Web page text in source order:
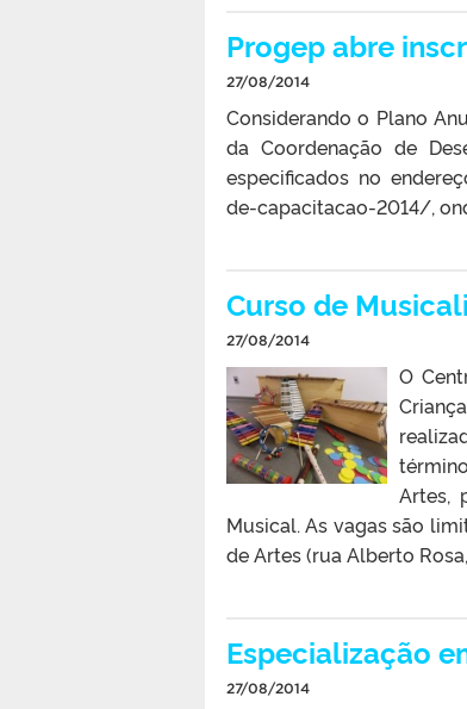
Progep abre
27/08/2014
Considerando o Plano
da Coordenação de
especificados no
de-capacitacao-2014/,
Curso de
27/08/2014
O
Artes,
Musical. As vagas são
de Artes (rua Alberto
Especialização
27/08/2014